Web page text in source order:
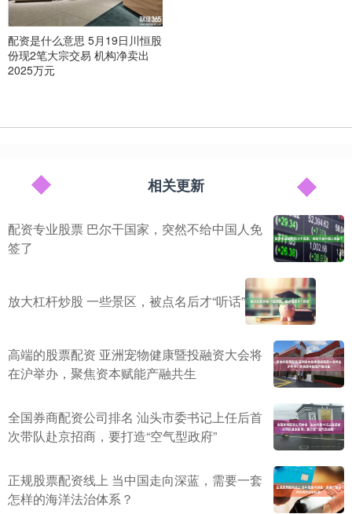
配资是什么意思 5月19日川恒股
份现2笔大宗交易 机构净卖出
2025万元
相关更新
配资专业股票 巴尔干国家，突然不给中国人免
签了
放大杠杆炒股 一些景区，被点名后才“听话”
高端的股票配资 亚洲宠物健康暨投融资大会将
在沪举办，聚焦资本赋能产融共生
全国券商配资公司排名 汕头市委书记上任后首
次带队赴京招商，要打造“空气型政府”
正规股票配资线上 当中国走向深蓝，需要一套
怎样的海洋法治体系？